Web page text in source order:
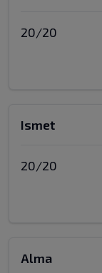
20/20
Ismet
20/20
Alma